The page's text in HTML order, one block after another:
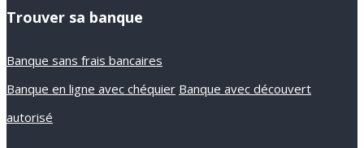
Trouver sa banque
Banque sans frais bancaires
Banque en ligne avec chéquier Banque avec découvert
autorisé